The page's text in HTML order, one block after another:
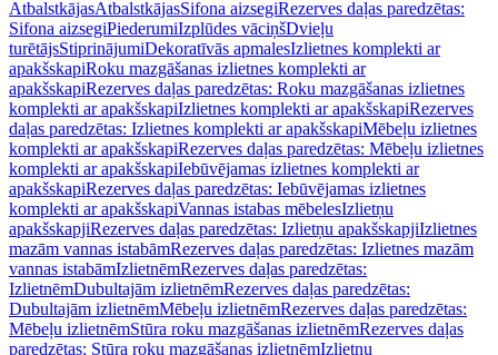
AtbalstkājasAtbalstkājasSifona aizsegiRezerves daļas paredzētas:
Sifona aizsegiPiederumiIzplūdes vāciņšDvieļu
turētājsStiprinājumiDekoratīvās apmalesIzlietnes komplekti ar
apakšskapiRoku mazgāšanas izlietnes komplekti ar
apakšskapiRezerves daļas paredzētas: Roku mazgāšanas izlietnes
komplekti ar apakšskapiIzlietnes komplekti ar apakšskapiRezerves
daļas paredzētas: Izlietnes komplekti ar apakšskapiMēbeļu izlietnes
komplekti ar apakšskapiRezerves daļas paredzētas: Mēbeļu izlietnes
komplekti ar apakšskapiIebūvējamas izlietnes komplekti ar
apakšskapiRezerves daļas paredzētas: Iebūvējamas izlietnes
komplekti ar apakšskapiVannas istabas mēbelesIzlietņu
apakšskapjiRezerves daļas paredzētas: Izlietņu apakšskapjiIzlietnes
mazām vannas istabāmRezerves daļas paredzētas: Izlietnes mazām
vannas istabāmIzlietnēmRezerves daļas paredzētas:
IzlietnēmDubultajām izlietnēmRezerves daļas paredzētas:
Dubultajām izlietnēmMēbeļu izlietnēmRezerves daļas paredzētas:
Mēbeļu izlietnēmStūra roku mazgāšanas izlietnēmRezerves daļas
paredzētas: Stūra roku mazgāšanas izlietnēmIzlietņu